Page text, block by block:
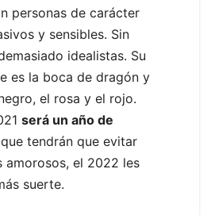
personas de carácter
y sensibles. Sin
idealistas. Su
es la boca de dragón y
el rosa y el rojo.
será un año de
tendrán que evitar
amorosos, el 2022 les
suerte.